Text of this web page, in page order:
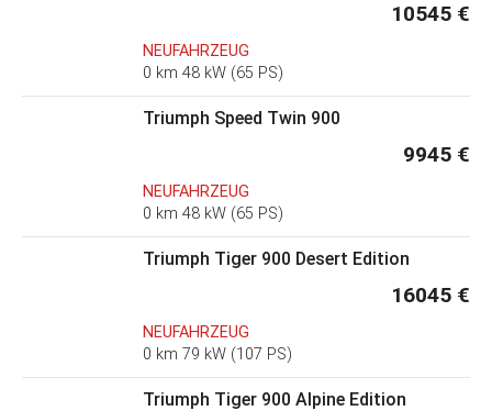
10545 €
NEUFAHRZEUG
0 km 48 kW (65 PS)
Triumph Speed Twin 900
9945 €
NEUFAHRZEUG
0 km 48 kW (65 PS)
Triumph Tiger 900 Desert Edition
16045 €
NEUFAHRZEUG
0 km 79 kW (107 PS)
Triumph Tiger 900 Alpine Edition